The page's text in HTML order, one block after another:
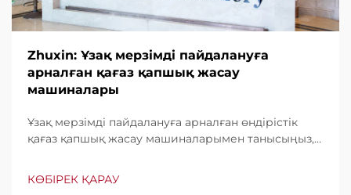
Zhuxin: Ұзақ мерзімді пайдалануға
арналған қағаз қапшық жасау
машиналары
Ұзақ мерзімді пайдалануға арналған өндірістік
қағаз қапшық жасау машиналарымен танысыңыз,
жеңілдігі мен аз үзіліс уақыты үшін сенімді. Білікті
КӨБІРЕК ҚАРАУ